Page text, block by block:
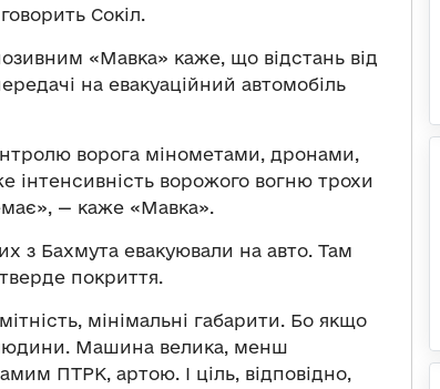
Сокіл.
«Мавка» каже, що відстань від
на евакуаційний автомобіль
ворога мінометами, дронами,
ворожого вогню трохи
— каже «Мавка».
з Бахмута евакуювали на авто. Там
покриття.
мінімальні габарити. Бо якщо
Машина велика, менш
ПТРК, артою. І ціль, відповідно,